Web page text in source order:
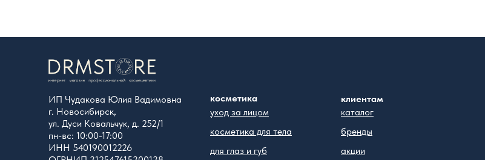
каталог
бренды
акции
клиентам
уход за лицом
косметика для тела
для глаз и губ
косметика
ИП Чудакова Юлия Вадимовна
г. Новосибирск,
ул. Дуси Ковальчук, д. 252/1
пн-вс: 10:00-17:00
ИНН 540190012226